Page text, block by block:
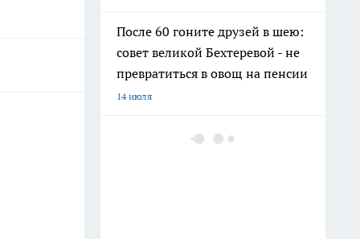
После 60 гоните друзей в шею:
совет великой Бехтеревой - не
превратиться в овощ на пенсии
14 июля
Шоколад, достойный короны: